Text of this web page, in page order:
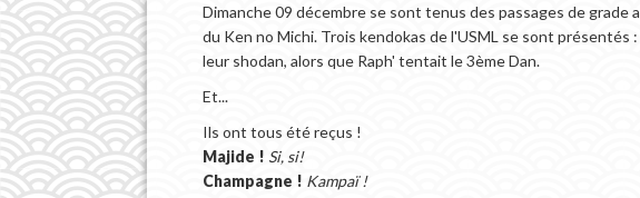
Dimanche 09 décembre se sont tenus des passages de grade
du Ken no Michi. Trois kendokas de l'USML se sont présentés
leur shodan, alors que Raph' tentait le 3ème Dan.
Et...
Ils ont tous été reçus !
Majide ! Si, si!
Champagne ! Kampaï !